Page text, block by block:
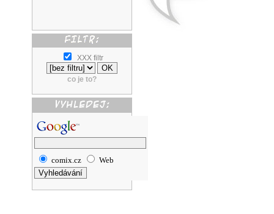
XXX filtr
co je to?
comix.cz Web